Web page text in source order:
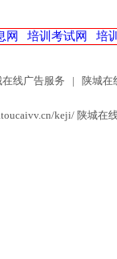
网 培训考试网 培
在线广告服务 | 陕城在
keji/ 陕城